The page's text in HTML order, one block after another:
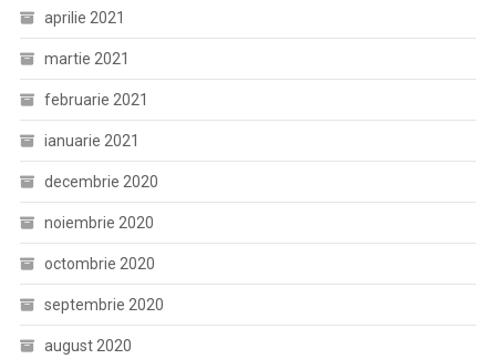
aprilie 2021
martie 2021
februarie 2021
ianuarie 2021
decembrie 2020
noiembrie 2020
octombrie 2020
septembrie 2020
august 2020